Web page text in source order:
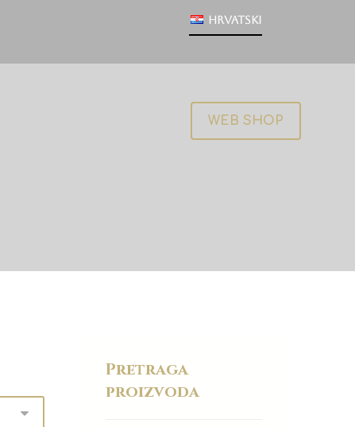
Hrvatski
WEB SHOP
Pretraga
proizvoda